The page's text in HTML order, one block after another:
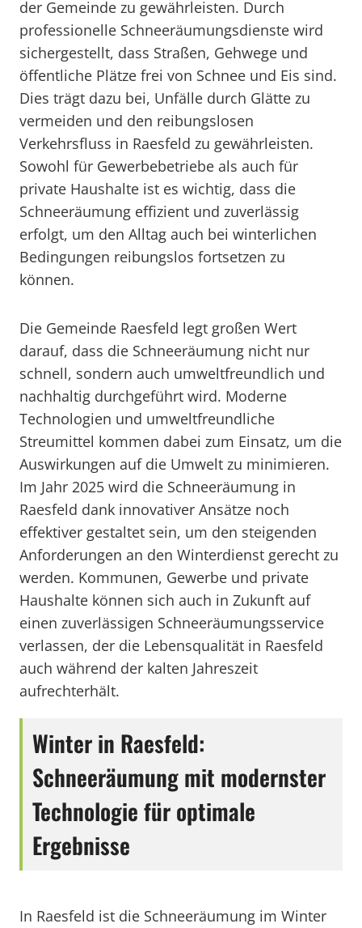
der Gemeinde zu gewährleisten. Durch
professionelle Schneeräumungsdienste wird
sichergestellt, dass Straßen, Gehwege und
öffentliche Plätze frei von Schnee und Eis sind.
Dies trägt dazu bei, Unfälle durch Glätte zu
vermeiden und den reibungslosen
Verkehrsfluss in Raesfeld zu gewährleisten.
Sowohl für Gewerbebetriebe als auch für
private Haushalte ist es wichtig, dass die
Schneeräumung effizient und zuverlässig
erfolgt, um den Alltag auch bei winterlichen
Bedingungen reibungslos fortsetzen zu
können.
Die Gemeinde Raesfeld legt großen Wert
darauf, dass die Schneeräumung nicht nur
schnell, sondern auch umweltfreundlich und
nachhaltig durchgeführt wird. Moderne
Technologien und umweltfreundliche
Streumittel kommen dabei zum Einsatz, um die
Auswirkungen auf die Umwelt zu minimieren.
Im Jahr 2025 wird die Schneeräumung in
Raesfeld dank innovativer Ansätze noch
effektiver gestaltet sein, um den steigenden
Anforderungen an den Winterdienst gerecht zu
werden. Kommunen, Gewerbe und private
Haushalte können sich auch in Zukunft auf
einen zuverlässigen Schneeräumungsservice
verlassen, der die Lebensqualität in Raesfeld
auch während der kalten Jahreszeit
aufrechterhält.
Winter in Raesfeld:
Schneeräumung mit modernster
Technologie für optimale
Ergebnisse
In Raesfeld ist die Schneeräumung im Winter